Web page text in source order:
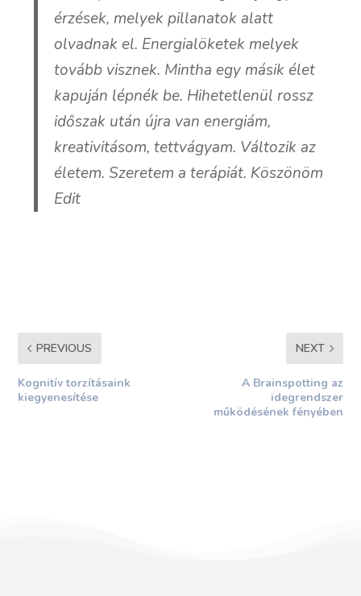
érzések, melyek pillanatok alatt
olvadnak el. Energialöketek melyek
tovább visznek. Mintha egy másik élet
kapuján lépnék be. Hihetetlenül rossz
időszak után újra van energiám,
kreativitásom, tettvágyam. Változik az
életem. Szeretem a terápiát. Köszönöm
Edit
PREVIOUS
Kognitív torzításaink
kiegyenesítése
NEXT
A Brainspotting az
idegrendszer
működésének fényében